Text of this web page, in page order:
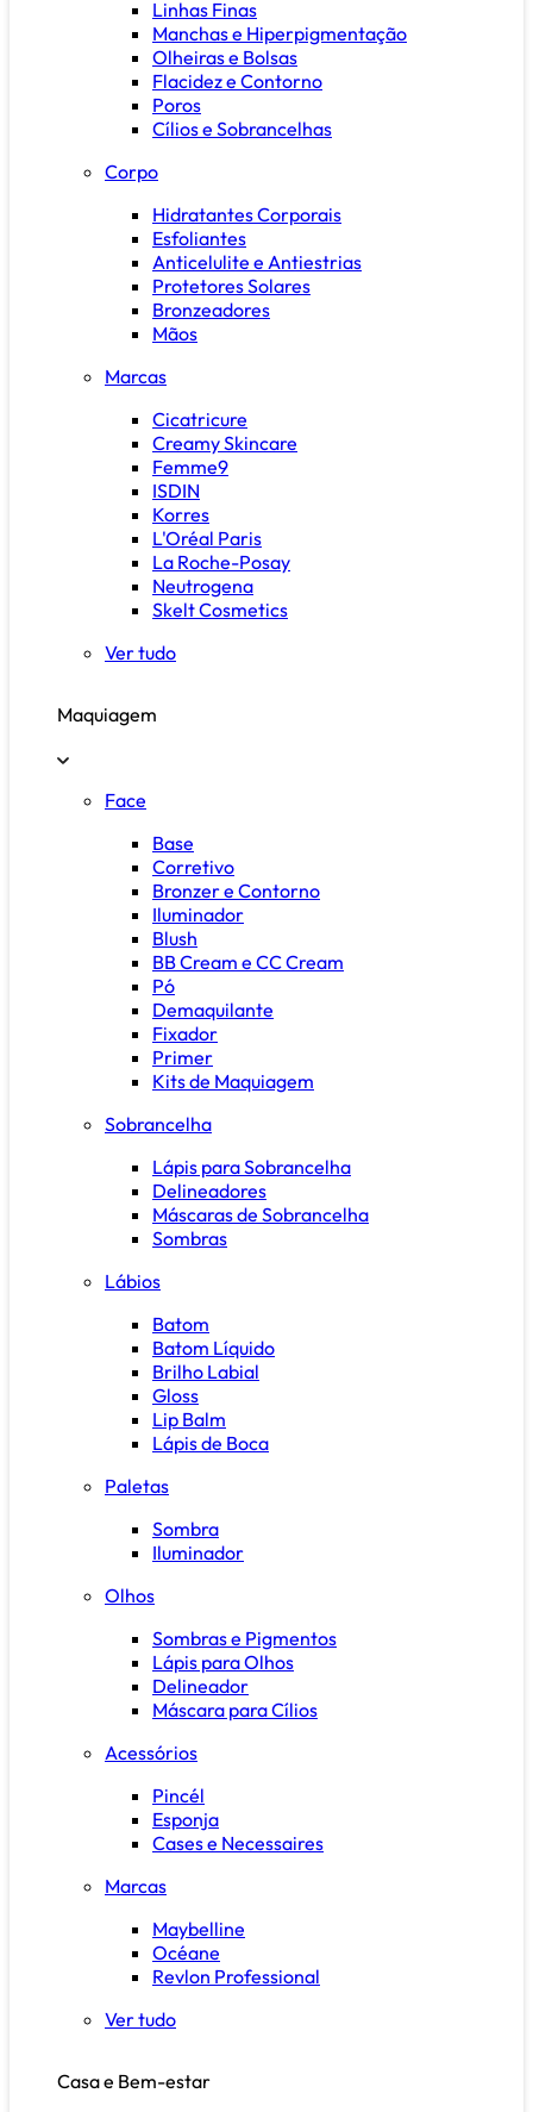
Linhas Finas
Manchas e Hiperpigmentação
Olheiras e Bolsas
Flacidez e Contorno
Poros
Cílios e Sobrancelhas
Corpo
Hidratantes Corporais
Esfoliantes
Anticelulite e Antiestrias
Protetores Solares
Bronzeadores
Mãos
Marcas
Cicatricure
Creamy Skincare
Femme9
ISDIN
Korres
L'Oréal Paris
La Roche-Posay
Neutrogena
Skelt Cosmetics
Ver tudo
Maquiagem
Face
Base
Corretivo
Bronzer e Contorno
Iluminador
Blush
BB Cream e CC Cream
Pó
Demaquilante
Fixador
Primer
Kits de Maquiagem
Sobrancelha
Lápis para Sobrancelha
Delineadores
Máscaras de Sobrancelha
Sombras
Lábios
Batom
Batom Líquido
Brilho Labial
Gloss
Lip Balm
Lápis de Boca
Paletas
Sombra
Iluminador
Olhos
Sombras e Pigmentos
Lápis para Olhos
Delineador
Máscara para Cílios
Acessórios
Pincél
Esponja
Cases e Necessaires
Marcas
Maybelline
Océane
Revlon Professional
Ver tudo
Casa e Bem-estar